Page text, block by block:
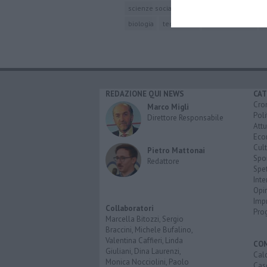
scienze sociali
biologia
tecnologia
REDAZIONE QUI NEWS
Marco Migli
Direttore Responsabile
Pietro Mattonai
Redattore
Collaboratori
Marcella Bitozzi, Sergio
Braccini, Michele Bufalino,
Valentina Caffieri, Linda
Giuliani, Dina Laurenzi,
Monica Nocciolini, Paolo